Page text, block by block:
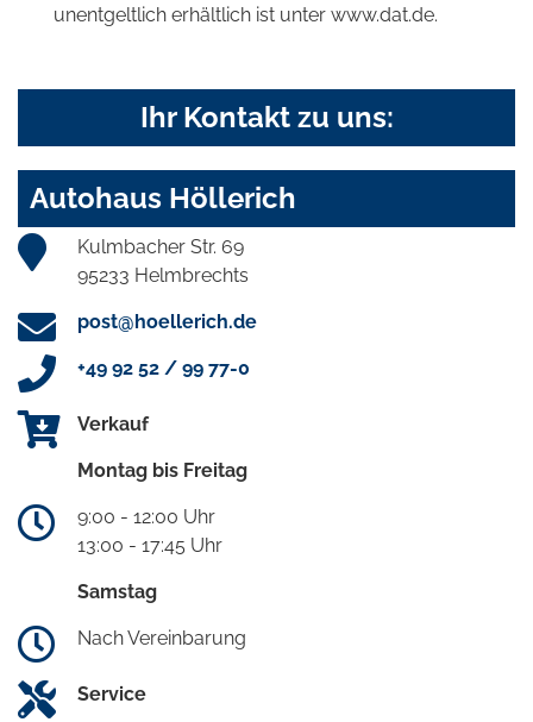
unentgeltlich erhältlich ist unter www.dat.de.
Ihr Kontakt zu uns:
Autohaus Höllerich
Kulmbacher Str. 69
95233 Helmbrechts
post@hoellerich.de
+49 92 52 / 99 77-0
Verkauf
Montag bis Freitag
9:00 - 12:00 Uhr
13:00 - 17:45 Uhr
Samstag
Nach Vereinbarung
Service